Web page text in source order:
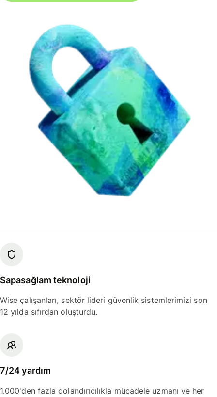
Sapasağlam teknoloji
Wise çalışanları, sektör lideri güvenlik sistemlerimizi son
12 yılda sıfırdan oluşturdu.
7/24 yardım
1.000'den fazla dolandırıcılıkla mücadele uzmanı ve her